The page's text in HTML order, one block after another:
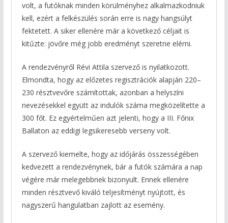
volt, a futóknak minden körülményhez alkalmazkodniuk
kell, ezért a felkészülés során erre is nagy hangsúlyt
fektetett. A siker ellenére már a következő céljait is
kitűzte: jövőre még jobb eredményt szeretne elérni.
A rendezvényről Révi Attila szervező is nyilatkozott.
Elmondta, hogy az előzetes regisztrációk alapján 220–
230 résztvevőre számítottak, azonban a helyszíni
nevezésekkel együtt az indulók száma megközelítette a
300 főt. Ez egyértelműen azt jelenti, hogy a III. Főnix
Ballaton az eddigi legsikeresebb verseny volt.
A szervező kiemelte, hogy az időjárás összességében
kedvezett a rendezvénynek, bár a futók számára a nap
végére már melegebbnek bizonyult. Ennek ellenére
minden résztvevő kiváló teljesítményt nyújtott, és
nagyszerű hangulatban zajlott az esemény.